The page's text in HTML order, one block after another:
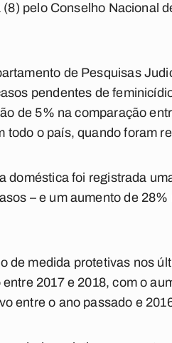
pelo Conselho Nacional
de Pesquisas
pendentes de
de 5% na comparação
todo o país, quando foram
doméstica foi registrada
– e um aumento de
de medida protetivas nos
2017 e 2018, com o
entre o ano passado e